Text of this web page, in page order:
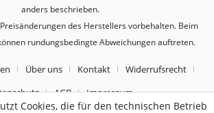
anders beschrieben.
des Herstellers vorbehalten. Beim
rundungsbedingte Abweichungen auftreten.
Über uns Kontakt
Widerrufsrecht
AGB Impressum
Cookies, die für den technischen Betrieb